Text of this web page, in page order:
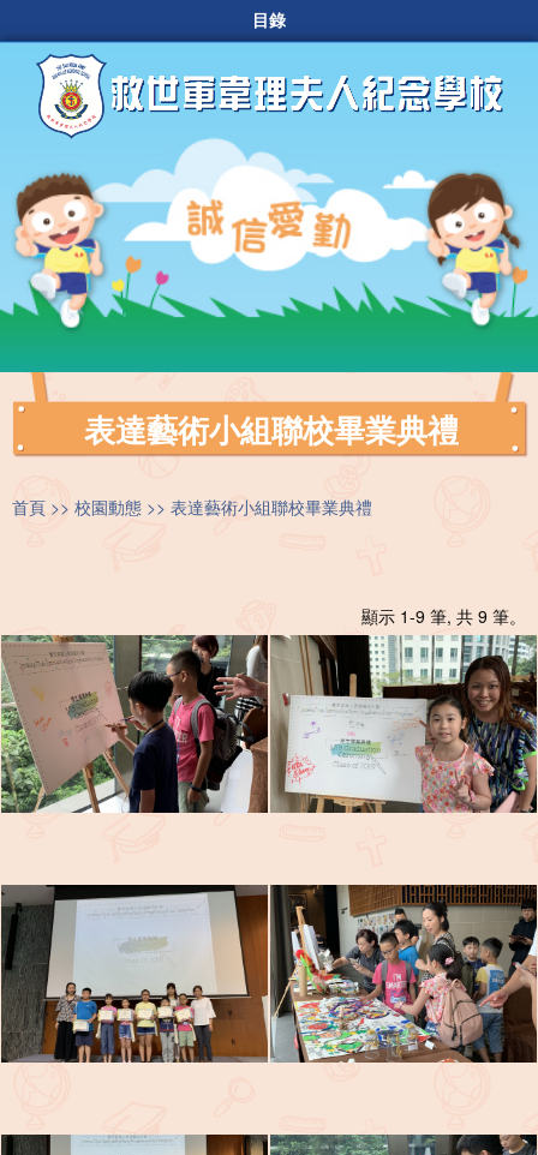
目錄
表達藝術小組聯校畢業典禮
首頁 校園動態 表達藝術小組聯校畢業典禮
顯示 1-9 筆, 共 9 筆。